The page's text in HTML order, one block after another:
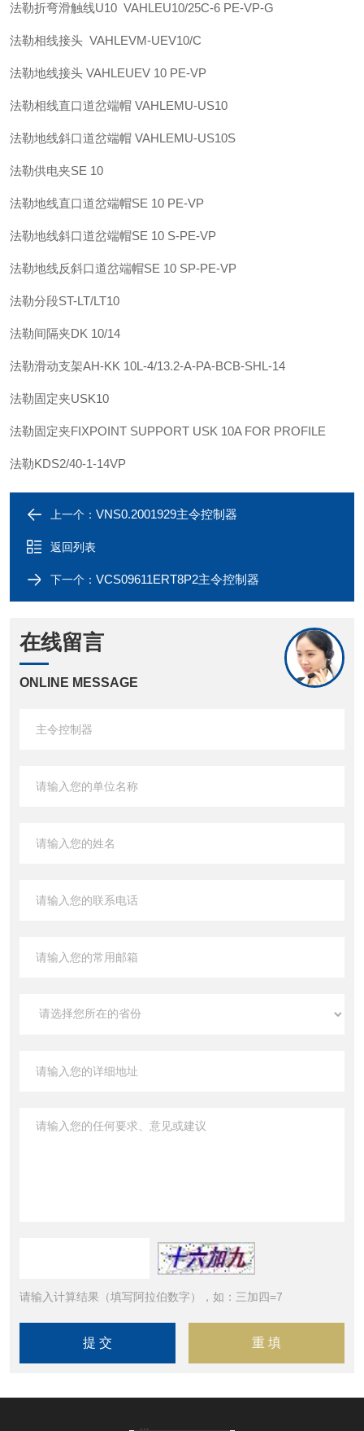
法勒折弯滑触线U10 VAHLEU10/25C-6 PE-VP-G
法勒相线接头 VAHLEVM-UEV10/C
法勒地线接头 VAHLEUEV 10 PE-VP
法勒相线直口道岔端帽 VAHLEMU-US10
法勒地线斜口道岔端帽 VAHLEMU-US10S
法勒供电夹SE 10
法勒地线直口道岔端帽SE 10 PE-VP
法勒地线斜口道岔端帽SE 10 S-PE-VP
法勒地线反斜口道岔端帽SE 10 SP-PE-VP
法勒分段ST-LT/LT10
法勒间隔夹DK 10/14
法勒滑动支架AH-KK 10L-4/13.2-A-PA-BCB-SHL-14
法勒固定夹USK10
法勒固定夹FIXPOINT SUPPORT USK 10A FOR PROFILE
法勒KDS2/40-1-14VP
上一个： VNS0.2001929主令控制器
返回列表
下一个： VCS09611ERT8P2主令控制器
在线留言
ONLINE MESSAGE
请输入计算结果（填写阿拉伯数字），如：三加四=7